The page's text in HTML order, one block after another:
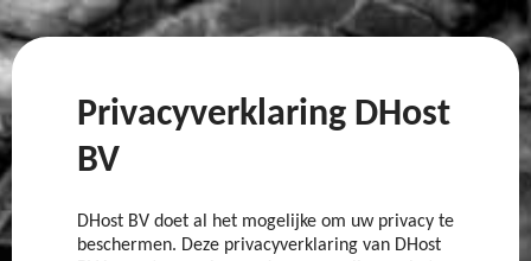
Privacyverklaring DHost
BV
DHost BV doet al het mogelijke om uw privacy te
beschermen. Deze privacyverklaring van DHost